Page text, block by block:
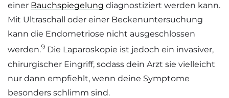
einer Bauchspiegelung diagnostiziert werden kann.
Mit Ultraschall oder einer Beckenuntersuchung
kann die Endometriose nicht ausgeschlossen
werden.9 Die Laparoskopie ist jedoch ein invasiver,
chirurgischer Eingriff, sodass dein Arzt sie vielleicht
nur dann empfiehlt, wenn deine Symptome
besonders schlimm sind.